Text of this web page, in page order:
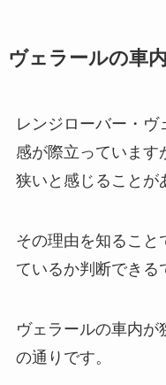
ヴェラールの車
レンジローバー・ヴ
感が際立っています
狭いと感じることが
その理由を知ること
ているか判断できる
ヴェラールの車内
の通りです。